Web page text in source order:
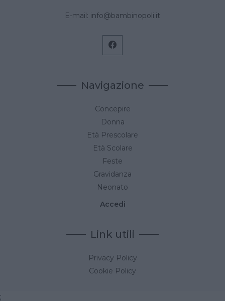
E-mail: info@bambinopoli.it
Navigazione
Concepire
Donna
Età Prescolare
Età Scolare
Feste
Gravidanza
Neonato
Accedi
Link utili
Privacy Policy
Cookie Policy
;